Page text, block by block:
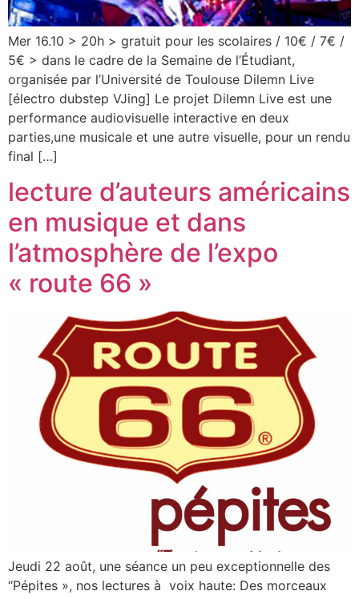
Mer 16.10 > 20h > gratuit pour les scolaires / 10€ / 7€ /
5€ > dans le cadre de la Semaine de l’Étudiant,
organisée par l’Université de Toulouse Dilemn Live
[électro dubstep VJing] Le projet Dilemn Live est une
performance audiovisuelle interactive en deux
parties,une musicale et une autre visuelle, pour un rendu
final […]
lecture d’auteurs américains
en musique et dans
l’atmosphère de l’expo
« route 66 »
Jeudi 22 août, une séance un peu exceptionnelle des
“Pépites », nos lectures à voix haute: Des morceaux